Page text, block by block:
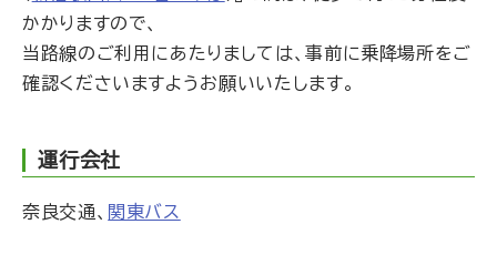
かかりますので、
当路線のご利用にあたりましては、事前に乗降場所をご
確認くださいますようお願いいたします。
運行会社
奈良交通、 関東バス